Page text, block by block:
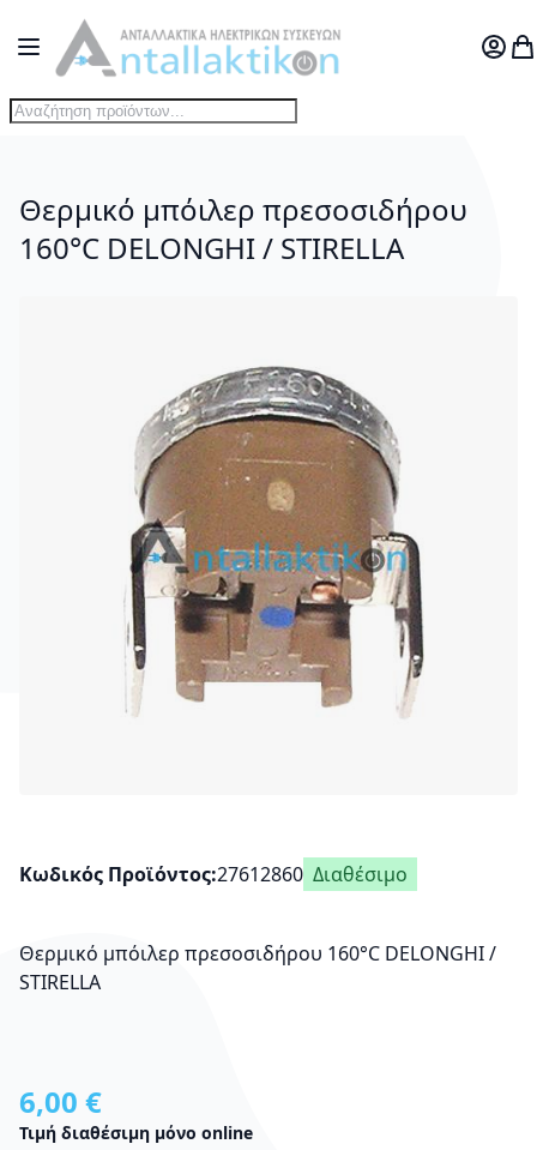
Μετάβαση στο περιεχόμενο
Toggle Nav
Ο
Θερμικό μπόιλερ πρεσοσιδήρου
160°C DELONGHI / STIRELLA
Κωδικός Προϊόντος 27612860 Διαθέσιμο
Θερμικό μπόιλερ πρεσοσιδήρου 160°C DELONGHI /
STIRELLA
6,00 €
Τιμή διαθέσιμη μόνο online